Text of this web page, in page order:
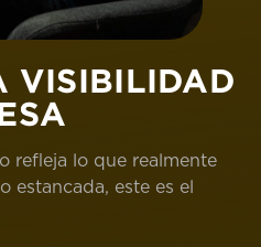
VISIBILIDAD
refleja lo que realmente
estancada, este es el